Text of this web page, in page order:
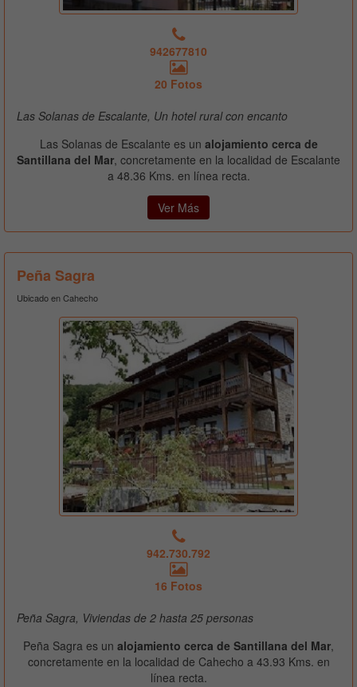
942677810
20 Fotos
Las Solanas de Escalante, Un hotel rural con encanto
Las Solanas de Escalante es un alojamiento cerca de
Santillana del Mar, concretamente en la localidad de Escalante
a 48.36 Kms. en línea recta.
Ver Más
Peña Sagra
Ubicado en Cahecho
942.730.792
16 Fotos
Peña Sagra, Viviendas de 2 hasta 25 personas
Peña Sagra es un alojamiento cerca de Santillana del Mar,
concretamente en la localidad de Cahecho a 43.93 Kms. en
línea recta.